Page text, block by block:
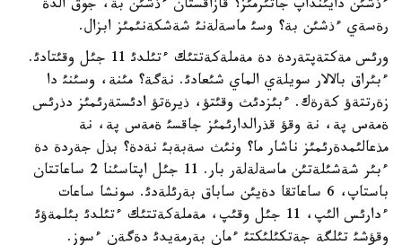
ءذشئن دايئنداپ جاتئرمئز؟ قازاقستان ءذشئن بة، جوق الدة
رةسةي ءذشئن بة؟ وسئ ماسةلةنئ شةشكةنئمئز ابزال.
ورئس مةكتةپتةردة دة مةملةكةتتئك ءتئلدئ 11 جئل وقئتادئ.
ءبئراق بالالار سويلةي الماي شئعادئ. نةگة؟ مئنة، وسئنئ دا
زةرتتةؤ كةرةك. ءبئزدئث وقئتؤ، ذيرةتؤ ادئستةرئمئز دذرئس
ةمةس پة، نة وقؤ قذرالدارئمئز جاقسئ ةمةس پة، نة
مذعالئمدةرئمئز ناشار ما؟ ونئث سةبةبئ نةدة؟ بذل جةردة دة
ءبئر شةشئلةتئن ماسةلةلةر بار. 11 جئل اپتاسئنا 2 ساعاتتان
باستاپ، 6 ساعاتقا دةيئن ساباق بةرئلةدئ. سونشا ساعات
ءدارئس الئپ، 11 جئل وقئپ، مةملةكةتتئك ءتئلدئ بئلمةؤئ
وقؤشئ تئلگة جةتكئلئكتئ ءمان بةرمةيدئ دةگةن ءسوز.